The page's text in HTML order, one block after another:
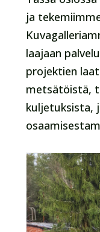
ja
laajaan
projektien
metsätöistä,
kuljetuksista,